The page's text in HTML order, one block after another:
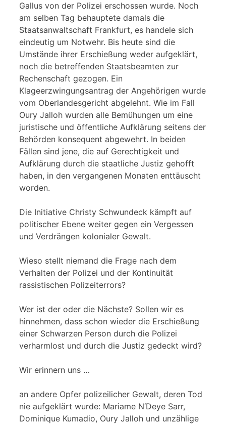
Gallus von der Polizei erschossen wurde. Noch
am selben Tag behauptete damals die
Staatsanwaltschaft Frankfurt, es handele sich
eindeutig um Notwehr. Bis heute sind die
Umstände ihrer Erschießung weder aufgeklärt,
noch die betreffenden Staatsbeamten zur
Rechenschaft gezogen. Ein
Klageerzwingungsantrag der Angehörigen wurde
vom Oberlandesgericht abgelehnt. Wie im Fall
Oury Jalloh wurden alle Bemühungen um eine
juristische und öffentliche Aufklärung seitens der
Behörden konsequent abgewehrt. In beiden
Fällen sind jene, die auf Gerechtigkeit und
Aufklärung durch die staatliche Justiz gehofft
haben, in den vergangenen Monaten enttäuscht
worden.
Die Initiative Christy Schwundeck kämpft auf
politischer Ebene weiter gegen ein Vergessen
und Verdrängen kolonialer Gewalt.
Wieso stellt niemand die Frage nach dem
Verhalten der Polizei und der Kontinuität
rassistischen Polizeiterrors?
Wer ist der oder die Nächste? Sollen wir es
hinnehmen, dass schon wieder die Erschießung
einer Schwarzen Person durch die Polizei
verharmlost und durch die Justiz gedeckt wird?
Wir erinnern uns …
an andere Opfer polizeilicher Gewalt, deren Tod
nie aufgeklärt wurde: Mariame N‘Deye Sarr,
Dominique Kumadio, Oury Jalloh und unzählige